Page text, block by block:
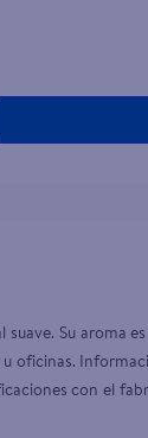
Su aroma
oficinas.
con el